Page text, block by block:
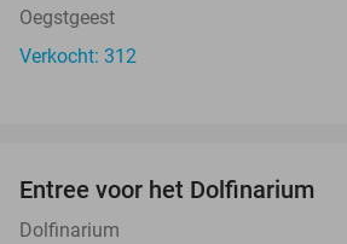
Oegstgeest
Verkocht: 312
Entree voor het Dolfinarium
Dolfinarium